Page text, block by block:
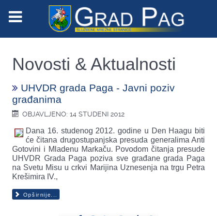
Novosti & Aktualnosti
UHVDR grada Paga - Javni poziv
građanima
OBJAVLJENO: 14 STUDENI 2012
Dana 16. studenog 2012. godine u Den Haagu biti
će čitana drugostupanjska presuda generalima Anti
Gotovini i Mladenu Markaču. Povodom čitanja presude
UHVDR Grada Paga poziva sve građane grada Paga
na Svetu Misu u crkvi Marijina Uznesenja na trgu Petra
Krešimira IV.,
Opširnije...